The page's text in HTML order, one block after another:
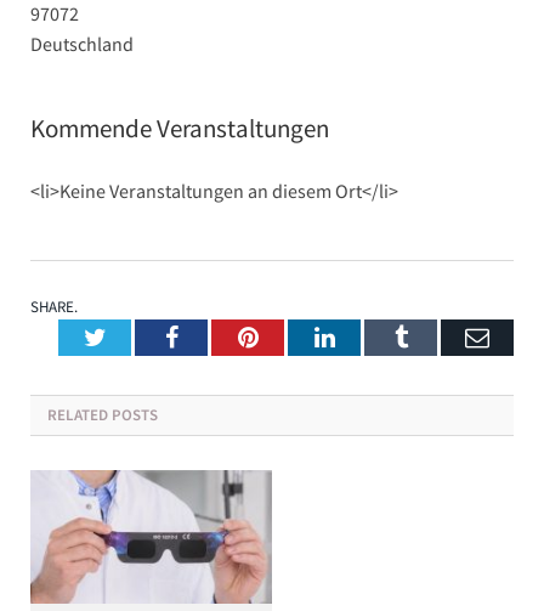
97072
Deutschland
Kommende Veranstaltungen
<li>Keine Veranstaltungen an diesem Ort</li>
SHARE.
TwitterFacebookPinterestLinkedInTumblr
RELATED POSTS